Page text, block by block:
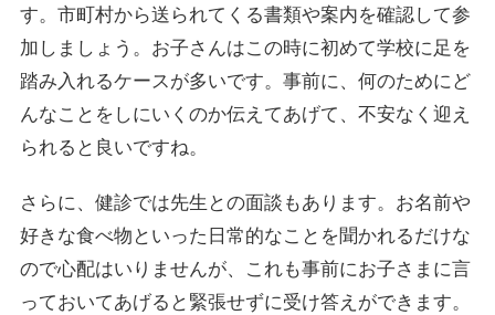
す。市町村から送られてくる書類や案内を確認して参
加しましょう。お子さんはこの時に初めて学校に足を
踏み入れるケースが多いです。事前に、何のためにど
んなことをしにいくのか伝えてあげて、不安なく迎え
られると良いですね。
さらに、健診では先生との面談もあります。お名前や
好きな食べ物といった日常的なことを聞かれるだけな
ので心配はいりませんが、これも事前にお子さまに言
っておいてあげると緊張せずに受け答えができます。